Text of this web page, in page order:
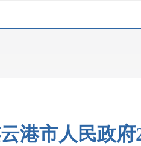
港市人民政府